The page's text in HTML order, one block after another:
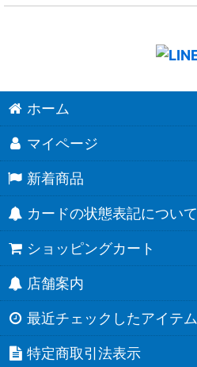
ホーム
マイページ
新着商品
カードの状態表記について
ショッピングカート
店舗案内
最近チェックしたアイテム
特定商取引法表示